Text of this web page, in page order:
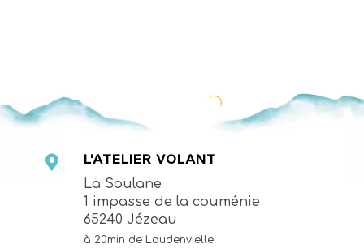
 L'ATELIER VOLANT
La Soulane
1 impasse de la couménie
65240 Jézeau
à 20min de Loudenvielle